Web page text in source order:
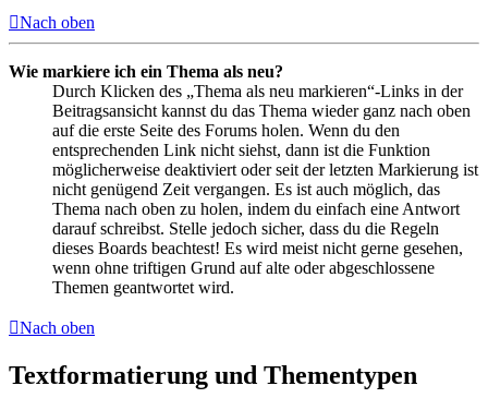
Nach oben
Wie markiere ich ein Thema als neu?
Durch Klicken des „Thema als neu markieren“-Links in der
Beitragsansicht kannst du das Thema wieder ganz nach oben
auf die erste Seite des Forums holen. Wenn du den
entsprechenden Link nicht siehst, dann ist die Funktion
möglicherweise deaktiviert oder seit der letzten Markierung ist
nicht genügend Zeit vergangen. Es ist auch möglich, das
Thema nach oben zu holen, indem du einfach eine Antwort
darauf schreibst. Stelle jedoch sicher, dass du die Regeln
dieses Boards beachtest! Es wird meist nicht gerne gesehen,
wenn ohne triftigen Grund auf alte oder abgeschlossene
Themen geantwortet wird.
Nach oben
Textformatierung und Thementypen